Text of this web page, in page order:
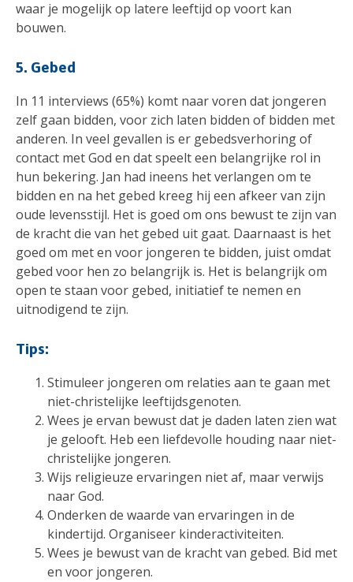
waar je mogelijk op latere leeftijd op voort kan
bouwen.
5. Gebed
In 11 interviews (65%) komt naar voren dat jongeren
zelf gaan bidden, voor zich laten bidden of bidden met
anderen. In veel gevallen is er gebedsverhoring of
contact met God en dat speelt een belangrijke rol in
hun bekering. Jan had ineens het verlangen om te
bidden en na het gebed kreeg hij een afkeer van zijn
oude levensstijl. Het is goed om ons bewust te zijn van
de kracht die van het gebed uit gaat. Daarnaast is het
goed om met en voor jongeren te bidden, juist omdat
gebed voor hen zo belangrijk is. Het is belangrijk om
open te staan voor gebed, initiatief te nemen en
uitnodigend te zijn.
Tips:
Stimuleer jongeren om relaties aan te gaan met
niet-christelijke leeftijdsgenoten.
Wees je ervan bewust dat je daden laten zien wat
je gelooft. Heb een liefdevolle houding naar niet-
christelijke jongeren.
Wijs religieuze ervaringen niet af, maar verwijs
naar God.
Onderken de waarde van ervaringen in de
kindertijd. Organiseer kinderactiviteiten.
Wees je bewust van de kracht van gebed. Bid met
en voor jongeren.